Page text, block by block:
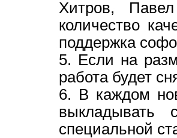
Хитров,
количество
поддержка
5. Если на
работа будет
6. В каждом
выкладывать
специальной